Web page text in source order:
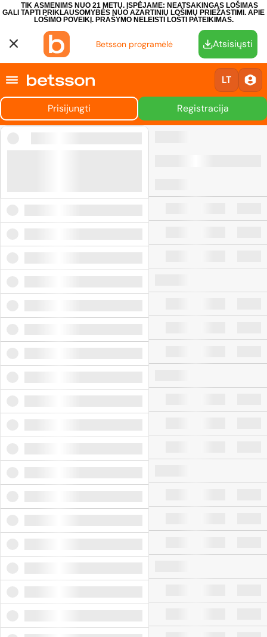
TIK ASMENIMS NUO 21 METŲ. ĮSPĖJAME: NEATSAKINGAS LOŠIMAS
GALI TAPTI PRIKLAUSOMYBĖS NUO AZARTINIŲ LOŠIMŲ PRIEŽASTIMI. APIE
LOŠIMO POVEIKĮ. PRAŠYMO NELEISTI LOŠTI PATEIKIMAS.
Betsson programėlė Atsisiųsti
LT
Prisijungti Registracija